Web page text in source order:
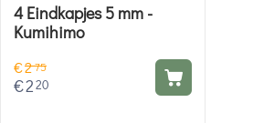
4 Eindkapjes 5 mm -
Kumihimo
€275
€220